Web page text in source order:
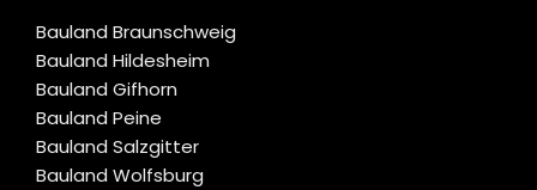
Bauland Braunschweig
Bauland Hildesheim
Bauland Gifhorn
Bauland Peine
Bauland Salzgitter
Bauland Wolfsburg